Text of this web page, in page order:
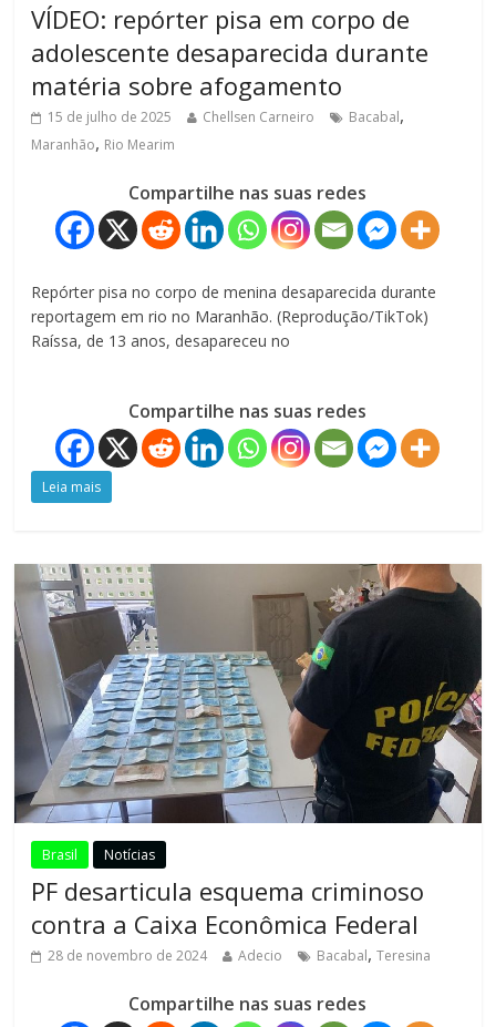
VÍDEO: repórter pisa em corpo de
adolescente desaparecida durante
matéria sobre afogamento
15 de julho de 2025 Chellsen Carneiro Bacabal,
Maranhão, Rio Mearim
Compartilhe nas suas redes
Repórter pisa no corpo de menina desaparecida durante
reportagem em rio no Maranhão. (Reprodução/TikTok)
Raíssa, de 13 anos, desapareceu no
Compartilhe nas suas redes
Leia mais
Brasil Notícias
PF desarticula esquema criminoso
contra a Caixa Econômica Federal
28 de novembro de 2024 Adecio Bacabal,Teresina
Compartilhe nas suas redes